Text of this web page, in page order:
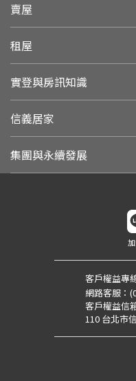
賣屋
租屋
實登與房訊知識
信義居家
集團與永續發展
客戶權益專
網路客服：
客戶權益信
110 台北市